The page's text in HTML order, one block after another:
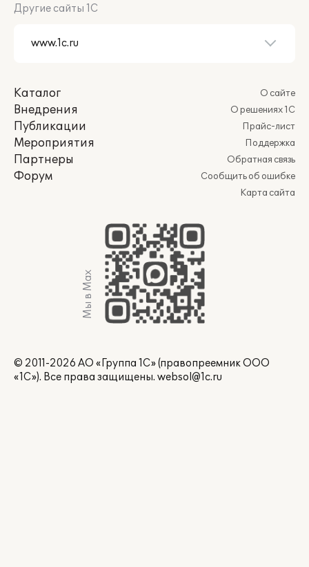
Другие сайты 1С
Каталог
Внедрения
Публикации
Мероприятия
Партнеры
Форум
О сайте
О решениях 1С
Прайс-лист
Поддержка
Обратная связь
Сообщить об ошибке
Карта сайта
Мы в Max
© 2011-2026 АО «Группа 1С» (правопреемник ООО
«1С»). Все права защищены. websol@1c.ru